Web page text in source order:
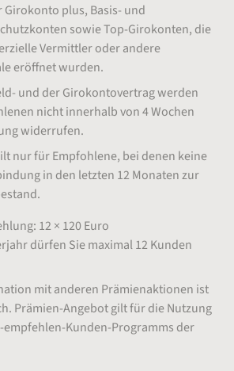
Girokonto plus, Basis- und
sowie Top-Girokonten, die
Vermittler oder andere
eröffnet wurden.
und der Girokontovertrag werden
nicht innerhalb von 4 Wochen
widerrufen.
nur für Empfohlene, bei denen keine
in den letzten 12 Monaten zur
12 × 120 Euro
dürfen Sie maximal 12 Kunden
mit anderen Prämienaktionen ist
Prämien-Angebot gilt für die Nutzung
empfehlen-Kunden-Programms der